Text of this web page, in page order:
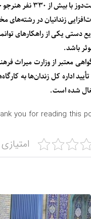
در زندان‌ها آموزش داده شده است.
زندانیان در رشته‌های
دستی یکی از راهکارهای
باشد.
معتبر از وزارت میراث
تأیید اداره کل زندان‌ها به
شده است.
you for reading this